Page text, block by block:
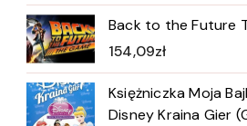
Back to the Future
154,09zł
Księżniczka Moja
Disney Kraina Gier